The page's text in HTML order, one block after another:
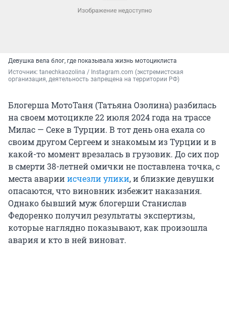
Девушка вела блог, где показывала жизнь мотоциклиста
Источник: tanechkaozolina / Instagram.com (экстремистская
организация, деятельность запрещена на территории РФ)
Блогерша МотоТаня (Татьяна Озолина) разбилась
на своем мотоцикле 22 июля 2024 года на трассе
Милас — Секе в Турции. В тот день она ехала со
своим другом Сергеем и знакомым из Турции и в
какой-то момент врезалась в грузовик. До сих пор
в смерти 38-летней омички не поставлена точка, с
места аварииисчезли улики, и близкие девушки
опасаются, что виновник избежит наказания.
Однако бывший муж блогерши Станислав
Федоренко получил результаты экспертизы,
которые наглядно показывают, как произошла
авария и кто в ней виноват.